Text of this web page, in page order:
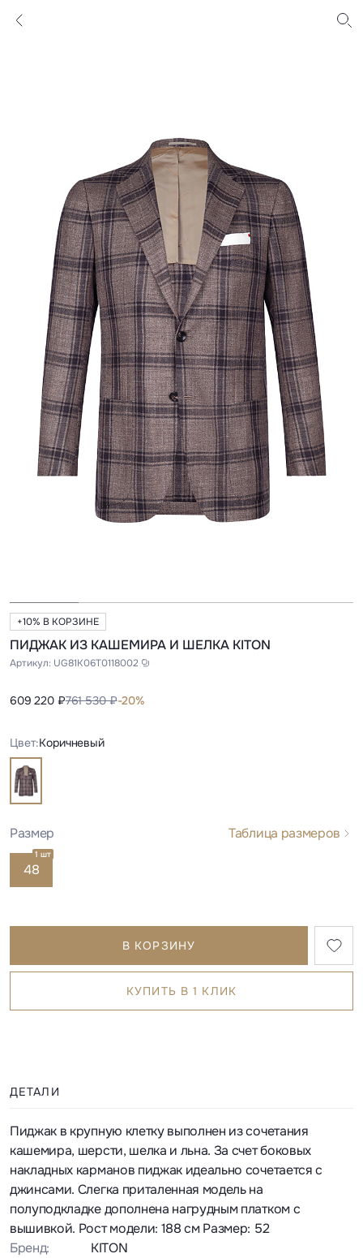
+10% В КОРЗИНЕ
ПИДЖАК ИЗ КАШЕМИРА И ШЕЛКА KITON
Артикул: UG81K06T0118002
609 220 ₽761 530 ₽-20%
Цвет:Коричневый
Размер Таблица размеров
48
1 шт
В КОРЗИНУ
КУПИТЬ В 1 КЛИК
ДЕТАЛИ
Пиджак в крупную клетку выполнен из сочетания
кашемира, шерсти, шелка и льна. За счет боковых
накладных карманов пиджак идеально сочетается с
джинсами. Слегка приталенная модель на
полуподкладке дополнена нагрудным платком с
вышивкой. Рост модели: 188 см Размер: 52
Бренд:
KITON